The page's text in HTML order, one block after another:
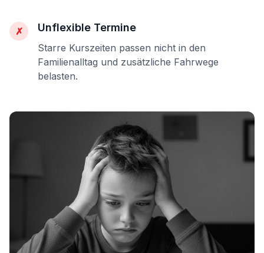
✗ Unflexible Termine
Starre Kurszeiten passen nicht in den
Familienalltag und zusätzliche Fahrwege
belasten.